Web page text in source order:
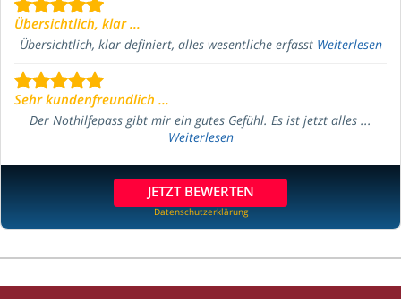
Übersichtlich, klar ...
Übersichtlich, klar definiert, alles wesentliche erfasst Weiterlesen
Sehr kundenfreundlich ...
Der Nothilfepass gibt mir ein gutes Gefühl. Es ist jetzt alles ...
Weiterlesen
JETZT BEWERTEN
Datenschutzerklärung